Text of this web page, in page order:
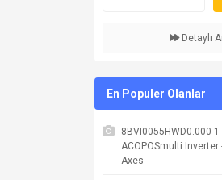
Detaylı
En Populer Olanlar
8BVI0055HWD0.000-1
ACOPOSmulti Inverter
Axes